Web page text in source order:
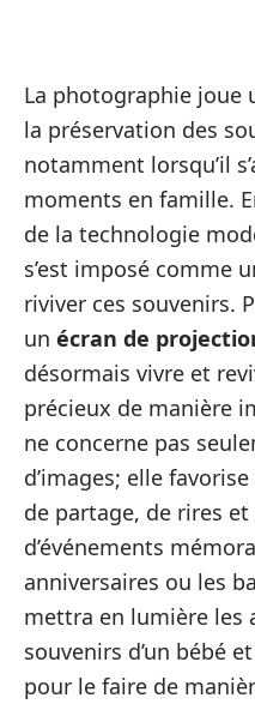
La photographie joue
la préservation des
notamment lorsqu’il
moments en famille.
de la technologie
s’est imposé comme
riviver ces souvenirs.
un écran de
désormais vivre et
précieux de manière
ne concerne pas
d’images; elle
de partage, de rires
d’événements
anniversaires ou les
mettra en lumière les
souvenirs d’un bébé
pour le faire de